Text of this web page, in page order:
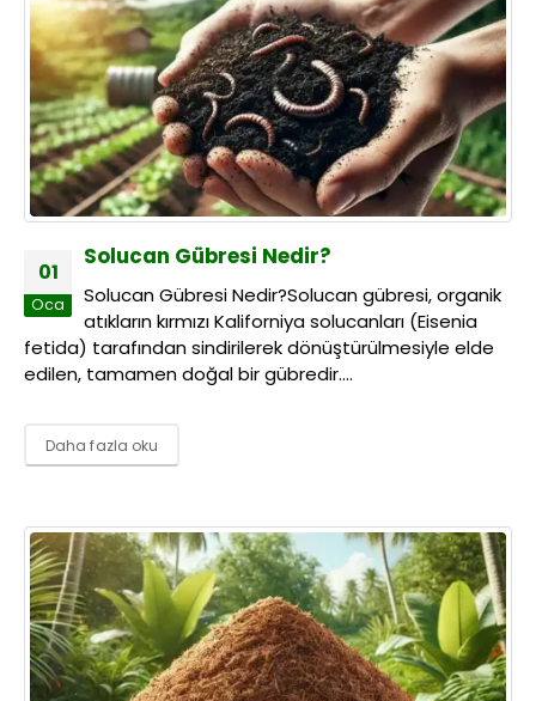
01
Oca
Solucan Gübresi Nedir?
Solucan Gübresi Nedir?Solucan gübresi, organik
atıkların kırmızı Kaliforniya solucanları (Eisenia
fetida) tarafından sindirilerek dönüştürülmesiyle elde
edilen, tamamen doğal bir gübredir....
Daha fazla oku